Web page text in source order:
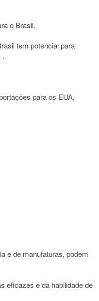
o Brasil.
tem potencial para
.​
para os EUA,
e de manufaturas, podem
eficazes e da habilidade de